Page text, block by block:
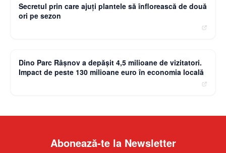
Secretul prin care ajuți plantele să înflorească de două
ori pe sezon
Dino Parc Râșnov a depășit 4,5 milioane de vizitatori.
Impact de peste 130 milioane euro în economia locală
Abonează-te la Newsletter